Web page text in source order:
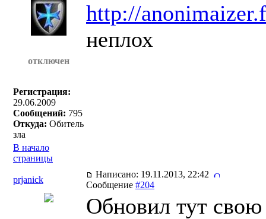
отключен
Регистрация:
29.06.2009
Сообщений: 795
Откуда: Обитель
зла
http://
неплох
В начало
страницы
prjanick
Написано: 19.11.2013, 22:42
Сообщение #204
Обновил тут